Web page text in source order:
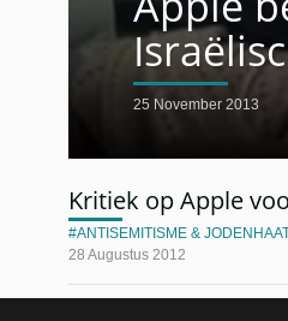
25 November 2013
Kritiek op Apple
28 Augustus 2012
ANTISEMITISME &